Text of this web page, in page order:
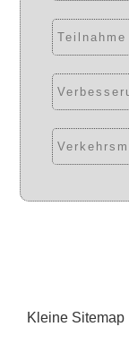
Teilnahme
Kleine Sitemap